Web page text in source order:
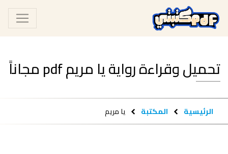
تحميل وقراءة رواية يا مريم pdf مجاناً
الرئيسية المكتبة يا مريم